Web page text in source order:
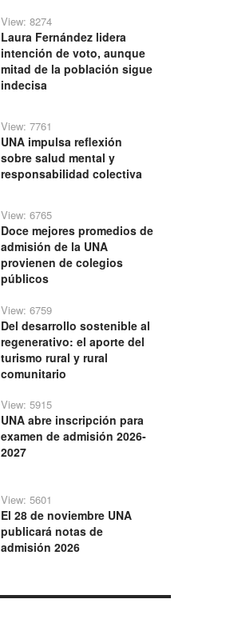
View: 8274
Laura Fernández lidera
intención de voto, aunque
mitad de la población sigue
indecisa
View: 7761
UNA impulsa reflexión
sobre salud mental y
responsabilidad colectiva
View: 6765
Doce mejores promedios de
admisión de la UNA
provienen de colegios
públicos
View: 6759
Del desarrollo sostenible al
regenerativo: el aporte del
turismo rural y rural
comunitario
View: 5915
UNA abre inscripción para
examen de admisión 2026-
2027
View: 5601
El 28 de noviembre UNA
publicará notas de
admisión 2026